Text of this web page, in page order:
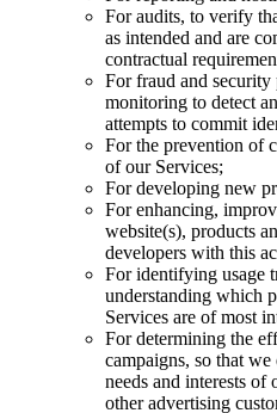
For audits, to verify
as intended and are
contractual
For fraud and security
monitoring to detect
attempts to commit
For the prevention of
of our Services;
For developing new
For enhancing,
website(s), products
developers with this
For identifying usage
understanding which
Services are of most
For determining the
campaigns, so that
needs and interests of
other advertising